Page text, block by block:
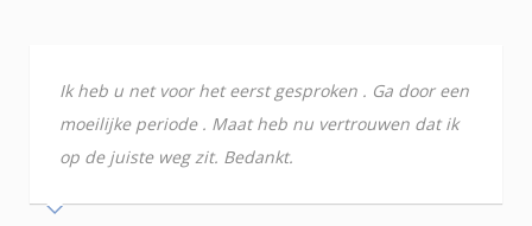
Ik heb u net voor het eerst gesproken . Ga door een
moeilijke periode . Maat heb nu vertrouwen dat ik
op de juiste weg zit. Bedankt.